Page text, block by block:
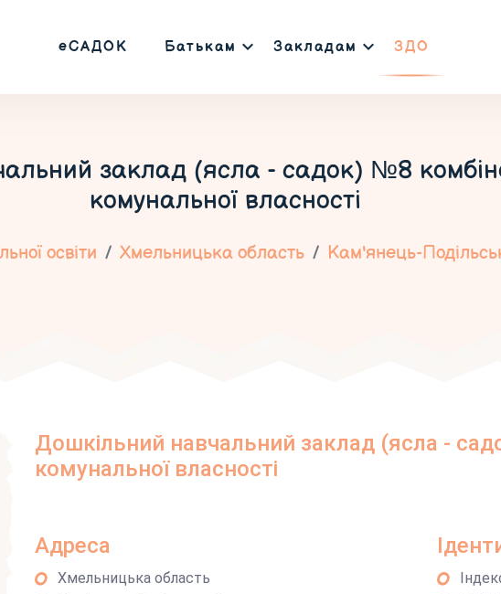
еСАДОК Батькам Закладам ЗДО
заклад (ясла - садок) №8
комунальної власності
освіти Хмельницька область Кам'янець-
Дошкільний навчальний заклад (ясла -
комунальної власності
Адреса
Хмельницька область